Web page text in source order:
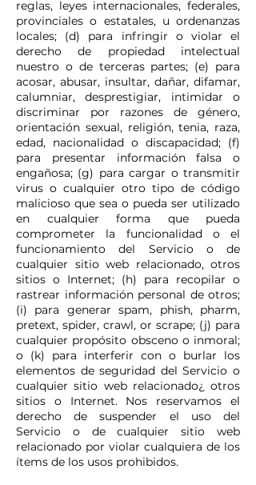
reglas, leyes internacionales, federales,
provinciales o estatales, u ordenanzas
locales; (d) para infringir o violar el
derecho de propiedad intelectual
nuestro o de terceras partes; (e) para
acosar, abusar, insultar, dañar, difamar,
calumniar, desprestigiar, intimidar o
discriminar por razones de género,
orientación sexual, religión, tenia, raza,
edad, nacionalidad o discapacidad; (f)
para presentar información falsa o
engañosa; (g) para cargar o transmitir
virus o cualquier otro tipo de código
malicioso que sea o pueda ser utilizado
en cualquier forma que pueda
comprometer la funcionalidad o el
funcionamiento del Servicio o de
cualquier sitio web relacionado, otros
sitios o Internet; (h) para recopilar o
rastrear información personal de otros;
(i) para generar spam, phish, pharm,
pretext, spider, crawl, or scrape; (j) para
cualquier propósito obsceno o inmoral;
o (k) para interferir con o burlar los
elementos de seguridad del Servicio o
cualquier sitio web relacionado¿ otros
sitios o Internet. Nos reservamos el
derecho de suspender el uso del
Servicio o de cualquier sitio web
relacionado por violar cualquiera de los
ítems de los usos prohibidos.